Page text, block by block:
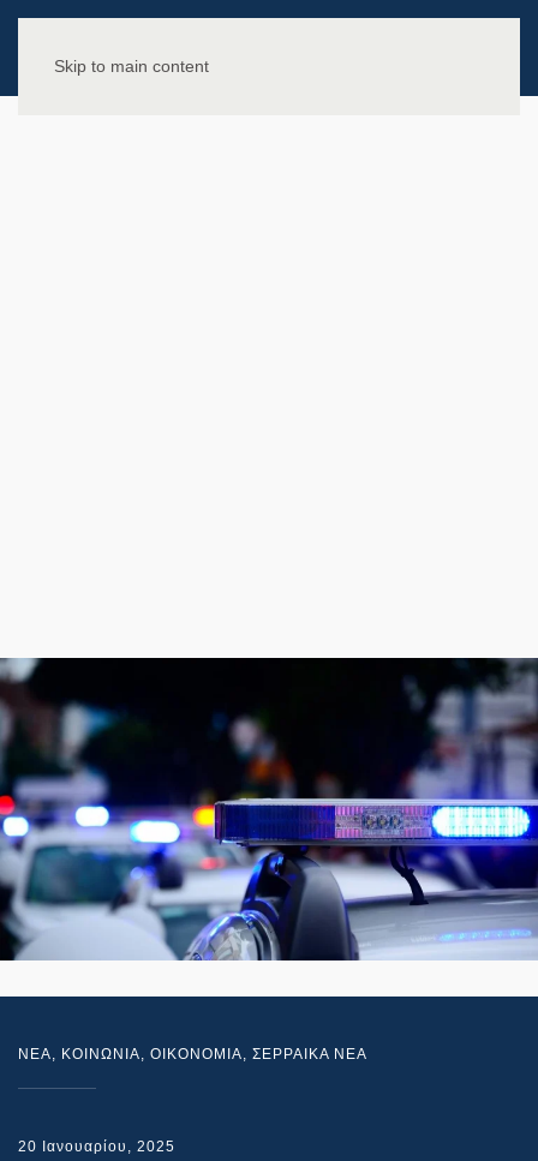
Skip to main content
NEA, ΚΟΙΝΩΝΙΑ, ΟΙΚΟΝΟΜΙΑ, ΣΕΡΡΑΙΚΑ ΝΕΑ
20 Ιανουαρίου, 2025